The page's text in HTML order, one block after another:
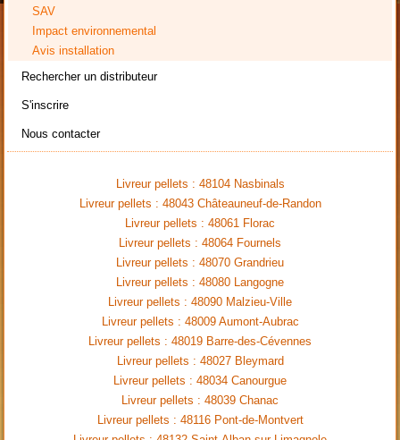
SAV
Impact environnemental
Avis installation
Rechercher un distributeur
S'inscrire
Nous contacter
Livreur pellets : 48104 Nasbinals
Livreur pellets : 48043 Châteauneuf-de-Randon
Livreur pellets : 48061 Florac
Livreur pellets : 48064 Fournels
Livreur pellets : 48070 Grandrieu
Livreur pellets : 48080 Langogne
Livreur pellets : 48090 Malzieu-Ville
Livreur pellets : 48009 Aumont-Aubrac
Livreur pellets : 48019 Barre-des-Cévennes
Livreur pellets : 48027 Bleymard
Livreur pellets : 48034 Canourgue
Livreur pellets : 48039 Chanac
Livreur pellets : 48116 Pont-de-Montvert